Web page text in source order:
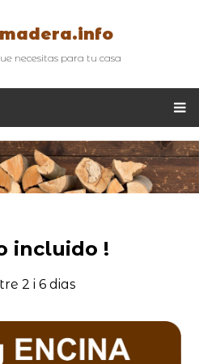
necesitas para tu casa
incluido !
2 i 6 dias